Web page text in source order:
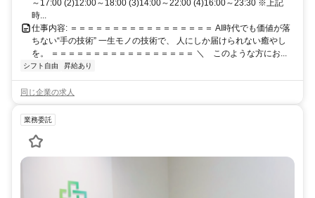
～17:00 (2)12:00～18:00 (3)14:00～22:00 (4)16:00～23:30 ※上記
時...
仕事内容: ＝＝＝＝＝＝＝＝＝＝＝＝＝＝＝＝＝ AI時代でも価値が落
ちない“手の技術” 一生モノの技術で、 人にしか届けられない癒やし
を。 ＝＝＝＝＝＝＝＝＝＝＝＝＝＝＝＝＝ ＼ このような方にお...
シフト自由 昇給あり
同じ企業の求人
業務委託